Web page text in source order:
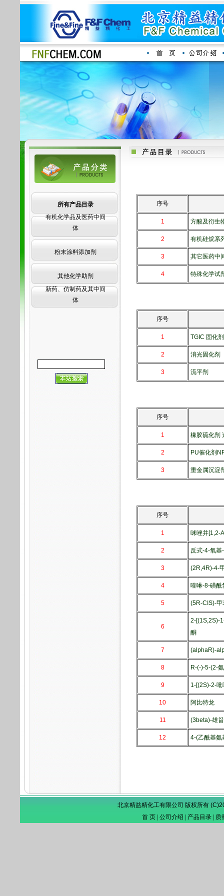
所有产品目录
有机化学品及医药中间
体
粉末涂料添加剂
其他化学助剂
新药、仿制药及其中间
体
序号
1 方酸及衍生
2 有机硅烷系
3 其它医药中
4 特殊化学试
序号
1 TGIC 固化剂
2 消光固化剂
3 流平剂
序号
1 橡胶硫化剂
2 PU催化剂
3 重金属沉淀
序号
1 咪唑并[1,2-
2 反式-4-
3 (2R,4R)-4-
4 喹啉-8-磺酰
5 (5R-CIS)-
6
2-[(1S,2S)-
酮
7 (alphaR)-
8 R-(-)-5-(2-
9 1-[(2S)-2-
10 阿比特龙
11 (3beta)-雄
12 4-(乙酰基
北京精益精化工有限公司 版权所有
首 页 公司介绍 产品目录 质